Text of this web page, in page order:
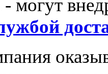
- могут